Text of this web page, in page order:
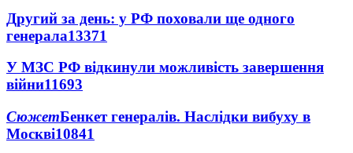
Другий за день: у РФ поховали ще одного
генерала13371
У МЗС РФ відкинули можливість завершення
війни11693
СюжетБенкет генералів. Наслідки вибуху в
Москві10841